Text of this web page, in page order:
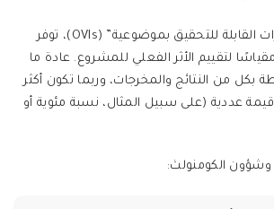
تسمى أيضًا “المؤشرات القابلة للتحقيق بموضوعية” (OVIs)، توفر
لتقييم الأثر الفعلي للمشروع. عادة ما
بكل من النتائج والمخرجات، وربما تكون أكثر
عددية (على سبيل المثال، نسبة مئوية أو
وشؤون الكومنولث: